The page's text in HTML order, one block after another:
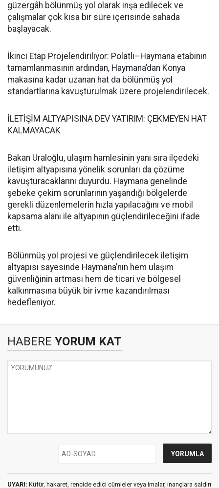
güzergâh bölünmüş yol olarak inşa edilecek ve
çalışmalar çok kısa bir süre içerisinde sahada
başlayacak.
İkinci Etap Projelendiriliyor: Polatlı–Haymana etabının
tamamlanmasının ardından, Haymana’dan Konya
makasına kadar uzanan hat da bölünmüş yol
standartlarına kavuşturulmak üzere projelendirilecek.
İLETİŞİM ALTYAPISINA DEV YATIRIM: ÇEKMEYEN HAT
KALMAYACAK
Bakan Uraloğlu, ulaşım hamlesinin yanı sıra ilçedeki
iletişim altyapısına yönelik sorunları da çözüme
kavuşturacaklarını duyurdu. Haymana genelinde
şebeke çekim sorunlarının yaşandığı bölgelerde
gerekli düzenlemelerin hızla yapılacağını ve mobil
kapsama alanı ile altyapının güçlendirileceğini ifade
etti.
Bölünmüş yol projesi ve güçlendirilecek iletişim
altyapısı sayesinde Haymana’nın hem ulaşım
güvenliğinin artması hem de ticari ve bölgesel
kalkınmasına büyük bir ivme kazandırılması
hedefleniyor.
HABERE YORUM KAT
UYARI: Küfür, hakaret, rencide edici cümleler veya imalar, inançlara saldırı